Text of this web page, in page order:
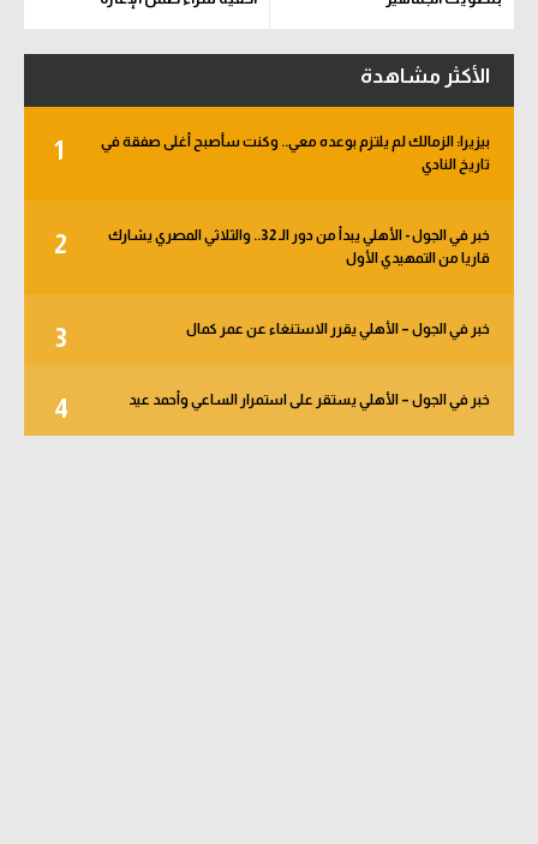
الأكثر مشاهدة
1
بيزيرا: الزمالك لم يلتزم بوعده معي.. وكنت سأصبح أغلى صفقة في
تاريخ النادي
2
خبر في الجول - الأهلي يبدأ من دور الـ 32.. والثلاثي المصري يشارك
قاريا من التمهيدي الأول
3 خبر في الجول – الأهلي يقرر الاستنغاء عن عمر كمال
4 خبر في الجول – الأهلي يستقر على استمرار الساعي وأحمد عيد